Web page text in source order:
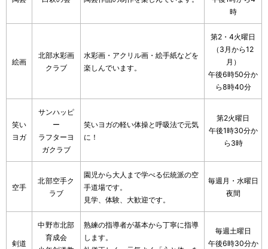
時
絵画
北部水彩画
クラブ
水彩画・アクリル画・絵手紙などを
楽しんでいます。
第2・4火曜日
（3月から12
月）
午後6時50分か
ら8時40分
笑い
ヨガ
サンハッピ
ー
ラフターヨ
ガクラブ
笑いヨガの軽い体操と呼吸法で元気
に！
第2火曜日
午後1時30分か
ら3時
空手
北部空手ク
ラブ
園児から大人まで学べる伝統派の空
手道場です。
見学、体験、大歓迎です。
毎週月・水曜日
夜間
剣道
中野市北部
育成会
熟練の指導者が基本から丁寧に指導
します。
毎週土曜日
午後6時30分か